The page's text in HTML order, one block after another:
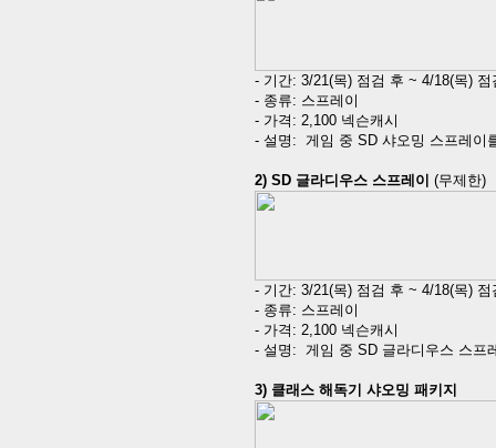
- 기간: 3/21(목) 점검 후 ~ 4/18(목) 점
- 종류: 스프레이
- 가격 : 2,100 넥슨캐시
- 설명 : 게임 중 SD 샤오밍 스프레이
2) SD 글라디우스 스프레이 (무제한)
- 기간: 3/21(목) 점검 후 ~ 4/18(목) 점
- 종류: 스프레이
- 가격 : 2,100 넥슨캐시
- 설명 : 게임 중 SD 글라디우스 스프
3) 클래스 해독기 샤오밍 패키지